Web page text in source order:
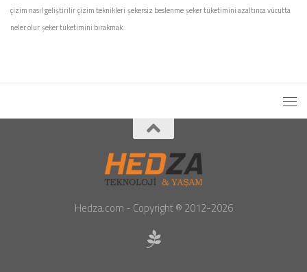
çizim nasıl geliştirilirçizim teknikleri şekersiz beslenmeşeker tüketimini azaltınca vücutta
neler olurşeker tüketimini bırakmak
Hedza.com - Copyright ® 2012-2026